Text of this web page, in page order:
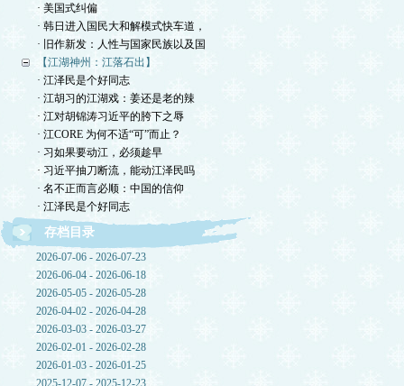
· 美国式纠偏
· 韩日进入国民大和解模式快车道，
· 旧作新发：人性与国家民族以及国
【江湖神州：江落石出】
· 江泽民是个好同志
· 江胡习的江湖戏：姜还是老的辣
· 江对胡锦涛习近平的胯下之辱
· 江CORE 为何不适“可”而止？
· 习如果要动江，必须趁早
· 习近平抽刀断流，能动江泽民吗
· 名不正而言必顺：中国的信仰
· 江泽民是个好同志
存档目录
2026-07-06 - 2026-07-23
2026-06-04 - 2026-06-18
2026-05-05 - 2026-05-28
2026-04-02 - 2026-04-28
2026-03-03 - 2026-03-27
2026-02-01 - 2026-02-28
2026-01-03 - 2026-01-25
2025-12-07 - 2025-12-23